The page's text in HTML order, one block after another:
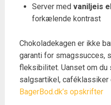
Server med vaniljeis
forkælende kontrast
Chokoladekagen er ikke
garanti for smagssucces,
fleksibilitet. Uanset om du
salgsartikel,
BagerBod.dk’s opskrifter